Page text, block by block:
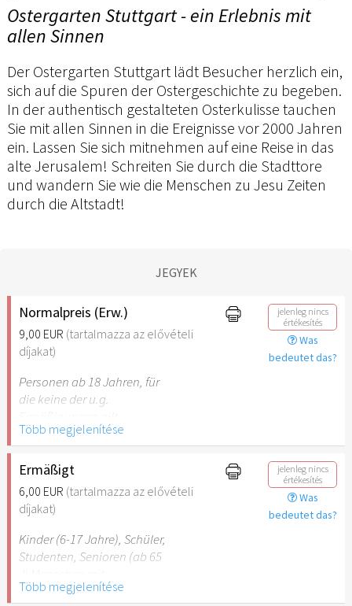
Ostergarten Stuttgart - ein Erlebnis mit
allen Sinnen
Der Ostergarten Stuttgart lädt Besucher herzlich ein,
sich auf die Spuren der Ostergeschichte zu begeben.
In der authentisch gestalteten Osterkulisse tauchen
Sie mit allen Sinnen in die Ereignisse vor 2000 Jahren
ein. Lassen Sie sich mitnehmen auf eine Reise in das
alte Jerusalem! Schreiten Sie durch die Stadttore
und wandern Sie wie die Menschen zu Jesu Zeiten
durch die Altstadt!
JEGYEK
Normalpreis (Erw.)
9,00 EUR (tartalmazza az elővételi
díjakat)
jelenleg nincs
értékesítés
Was
bedeutet das?
Personen ab 18 Jahren, für
die keine der u.g.
Több megjelenítése
Ermäßigt
6,00 EUR (tartalmazza az elővételi
díjakat)
jelenleg nincs
értékesítés
Was
bedeutet das?
Kinder (6-17 Jahre), Schüler,
Studenten, Senioren (ab 65
Behinderung (ab 50%),
Több megjelenítése